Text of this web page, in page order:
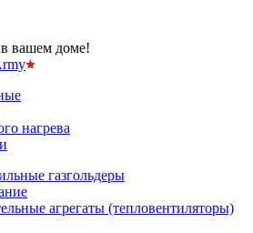
вашем доме!
нагрева
газгольдеры
агрегаты (тепловентиляторы)